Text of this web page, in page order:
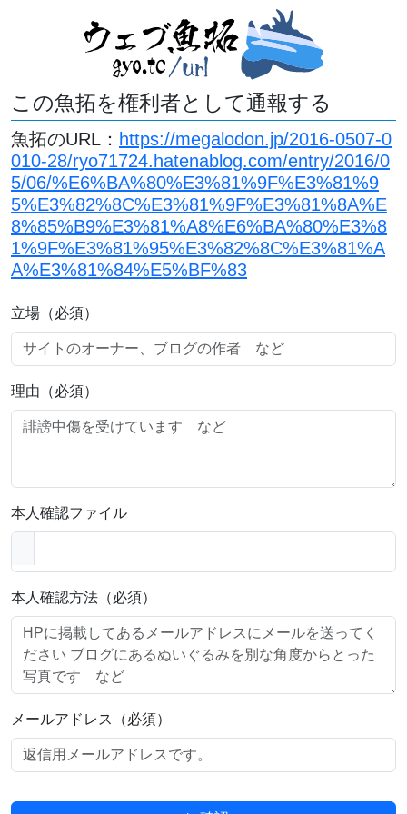
この魚拓を権利者として通報する
魚拓のURL： https://megalodon.jp/2016-0507-0
010-28/ryo71724.hatenablog.com/entry/2016/0
5/06/%E6%BA%80%E3%81%9F%E3%81%9
5%E3%82%8C%E3%81%9F%E3%81%8A%E
8%85%B9%E3%81%A8%E6%BA%80%E3%8
1%9F%E3%81%95%E3%82%8C%E3%81%A
A%E3%81%84%E5%BF%83
立場（必須）
理由（必須）
本人確認ファイル
本人確認方法（必須）
メールアドレス（必須）